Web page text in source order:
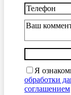
Я
обработки
соглашением